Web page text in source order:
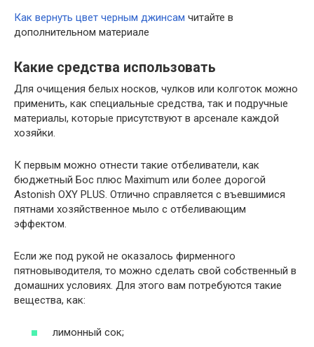
Как вернуть цвет черным джинсам читайте в
дополнительном материале
Какие средства использовать
Для очищения белых носков, чулков или колготок можно
применить, как специальные средства, так и подручные
материалы, которые присутствуют в арсенале каждой
хозяйки.
К первым можно отнести такие отбеливатели, как
бюджетный Бос плюс Maximum или более дорогой
Astonish OXY PLUS. Отлично справляется с въевшимися
пятнами хозяйственное мыло с отбеливающим
эффектом.
Если же под рукой не оказалось фирменного
пятновыводителя, то можно сделать свой собственный в
домашних условиях. Для этого вам потребуются такие
вещества, как:
лимонный сок;